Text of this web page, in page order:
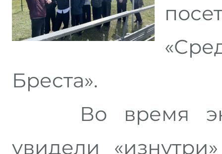
Бреста».
Во время
увидели